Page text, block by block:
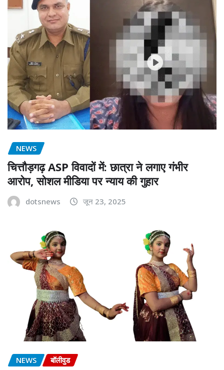
NEWS
चित्तौड़गढ़ ASP विवादों में: छात्रा ने लगाए गंभीर
आरोप, सोशल मीडिया पर न्याय की गुहार
dotsnews जून 23, 2025
NEWS बॉलीवुड